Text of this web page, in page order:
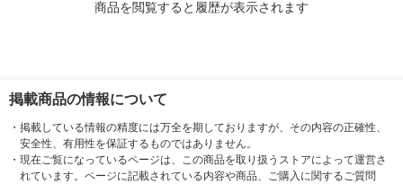
商品を閲覧すると履歴が表示されます
掲載商品の情報について
・ 掲載している情報の精度には万全を期しておりますが、その内容の正確性、
安全性、有用性を保証するものではありません。
・ 現在ご覧になっているページは、この商品を取り扱うストアによって運営さ
れています。ページに記載されている内容や商品、ご購入に関するご質問